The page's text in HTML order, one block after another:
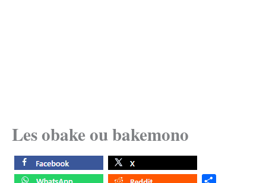
Les obake ou bakemono